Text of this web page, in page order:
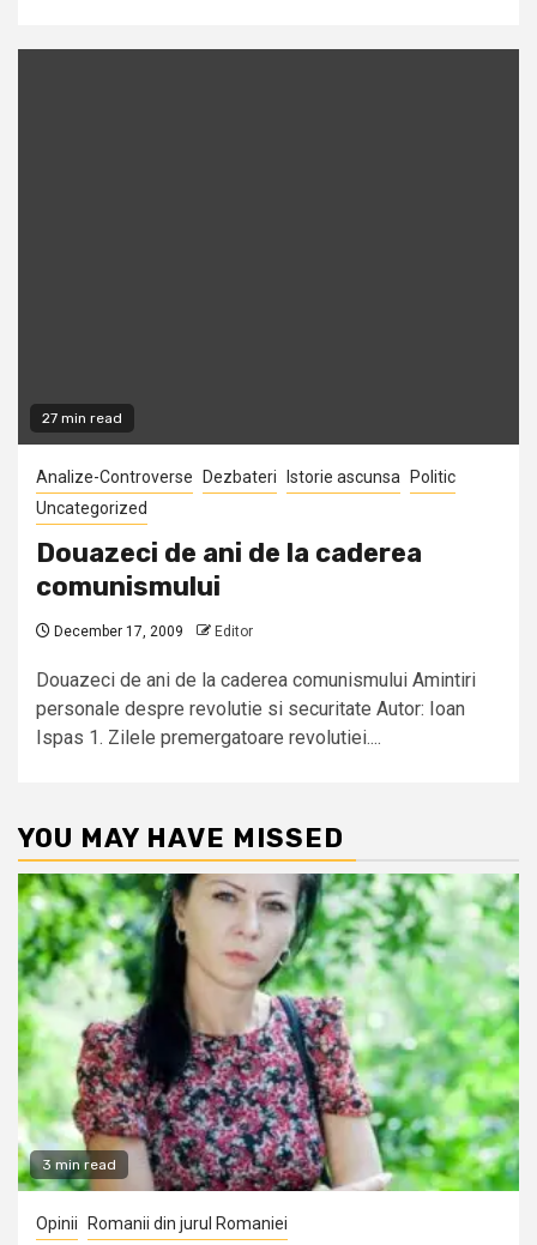
27 min read
Analize-Controverse Dezbateri Istorie ascunsa
Politic
Uncategorized
Douazeci de ani de la caderea
comunismului
December 17, 2009 Editor
Douazeci de ani de la caderea comunismului Amintiri
personale despre revolutie si securitate Autor: Ioan
Ispas 1. Zilele premergatoare revolutiei....
YOU MAY HAVE MISSED
3 min read
Opinii Romanii din jurul Romaniei